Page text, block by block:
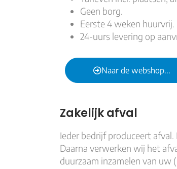
Geen borg.
Eerste 4 weken huurvrij.
24-uurs levering op
Naar de webshop...
Zakelijk afval
Ieder bedrijf produceert
Daarna verwerken wij het
duurzaam inzamelen van uw